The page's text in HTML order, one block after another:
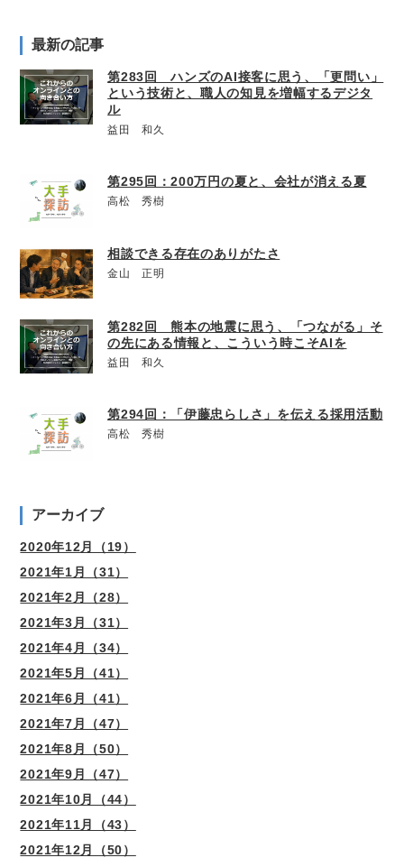
最新の記事
第283回 ハンズのAI接客に思う、「更問い」
という技術と、職人の知見を増幅するデジタ
ル
益田 和久
第295回：200万円の夏と、会社が消える夏
高松 秀樹
相談できる存在のありがたさ
金山 正明
第282回 熊本の地震に思う、「つながる」そ
の先にある情報と、こういう時こそAIを
益田 和久
第294回：「伊藤忠らしさ」を伝える採用活動
高松 秀樹
アーカイブ
2020年12月（19）
2021年1月（31）
2021年2月（28）
2021年3月（31）
2021年4月（34）
2021年5月（41）
2021年6月（41）
2021年7月（47）
2021年8月（50）
2021年9月（47）
2021年10月（44）
2021年11月（43）
2021年12月（50）